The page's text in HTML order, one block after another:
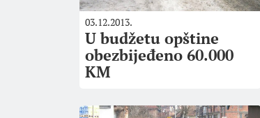
03.12.2013.
U budžetu opštine
obezbijeđeno 60.000
KM